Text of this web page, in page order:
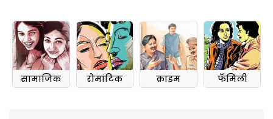
सामाजिक रोमांटिक क्राइम फॅमिली